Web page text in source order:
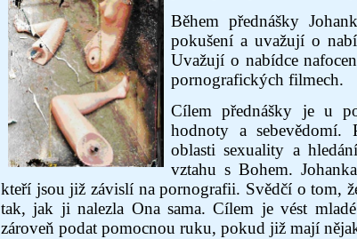
Během přednášky
pokušení a uvažují o
Uvažují o nabídce
pornografických filmech.
Cílem přednášky je u
hodnoty a sebevědomí.
oblasti sexuality a
vztahu s Bohem.
kteří jsou již závislí na pornografii. Svědčí o tom,
tak, jak ji nalezla Ona sama. Cílem je vést
zároveň podat pomocnou ruku, pokud již mají